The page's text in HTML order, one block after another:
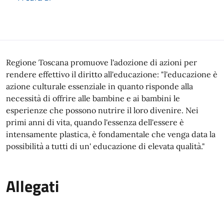
Descrizione
Regione Toscana promuove l'adozione di azioni per
rendere effettivo il diritto all'educazione: "l'educazione è
azione culturale essenziale in quanto risponde alla
necessità di offrire alle bambine e ai bambini le
esperienze che possono nutrire il loro divenire. Nei
primi anni di vita, quando l'essenza dell'essere è
intensamente plastica, è fondamentale che venga data la
possibilità a tutti di un' educazione di elevata qualità."
Allegati